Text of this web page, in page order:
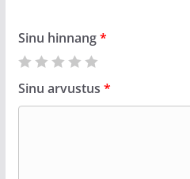
Sinu hinnang*
Sinu arvustus *